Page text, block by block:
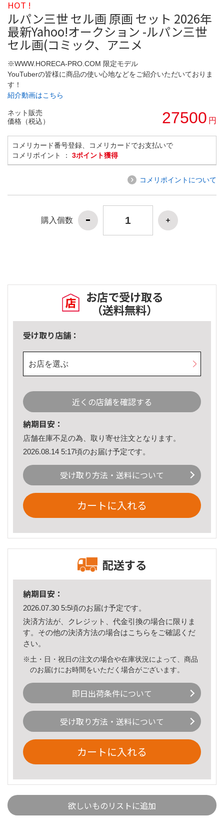
HOT !
ルパン三世 セル画 原画 セット 2026年
最新Yahoo!オークション -ルパン三世
セル画(コミック、アニメ
※WWW.HORECA-PRO.COM 限定モデル
YouTuberの皆様に商品の使い心地などをご紹介いただいておりま
す！
紹介動画はこちら
ネット販売
価格（税込）
27500 円
コメリカード番号登録、コメリカードでお支払いで
コメリポイント ： 3ポイント獲得
コメリポイントについて
購入個数
お店で受け取る
（送料無料）
受け取り店舗：
お店を選ぶ
近くの店舗を確認する
納期目安：
店舗在庫不足の為、取り寄せ注文となります。
2026.08.14 5:17頃のお届け予定です。
受け取り方法・送料について
カートに入れる
配送する
納期目安：
2026.07.30 5:5頃のお届け予定です。
決済方法が、クレジット、代金引換の場合に限りま
す。その他の決済方法の場合はこちら をご確認くだ
さい。
※土・日・祝日の注文の場合や在庫状況によって、商品
のお届けにお時間をいただく場合がございます。
即日出荷条件について
受け取り方法・送料について
カートに入れる
欲しいものリストに追加